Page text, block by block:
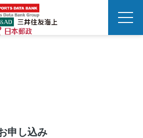
申し込み